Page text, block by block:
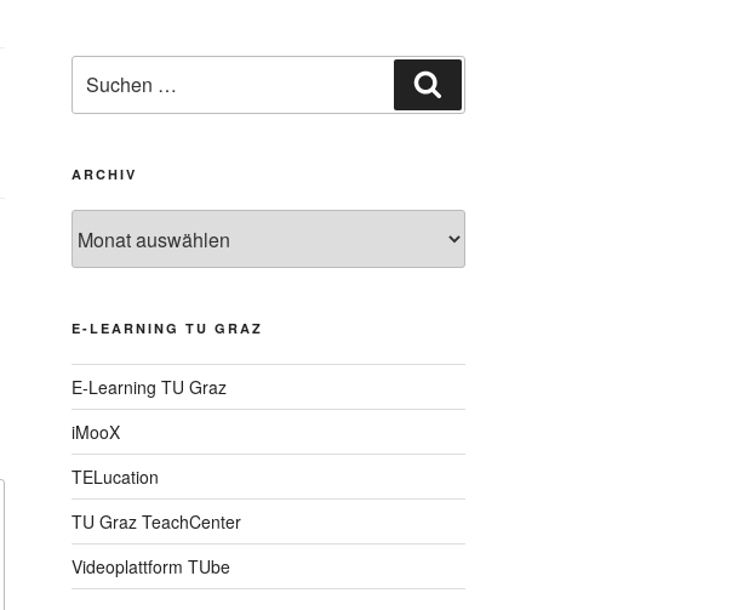
nach:
ARCHIV
E-LEARNING TU GRAZ
E-Learning TU Graz
iMooX
TELucation
TU Graz TeachCenter
Videoplattform TUbe